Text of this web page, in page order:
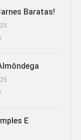
Baratas!
E